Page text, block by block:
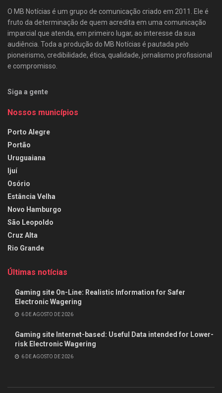
O MB Notícias é um grupo de comunicação criado em 2011. Ele é
fruto da determinação de quem acredita em uma comunicação
imparcial que atenda, em primeiro lugar, ao interesse da sua
audiência. Toda a produção do MB Notícias é pautada pelo
pioneirismo, credibilidade, ética, qualidade, jornalismo profissional
e compromisso.
Siga a gente
Nossos municípios
Porto Alegre
Portão
Uruguaiana
Ijuí
Osório
Estância Velha
Novo Hamburgo
São Leopoldo
Cruz Alta
Rio Grande
Últimas notícias
Gaming site On-Line: Realistic Information for Safer
Electronic Wagering
6 DE AGOSTO DE 2026
Gaming site Internet-based: Useful Data intended for Lower-
risk Electronic Wagering
6 DE AGOSTO DE 2026